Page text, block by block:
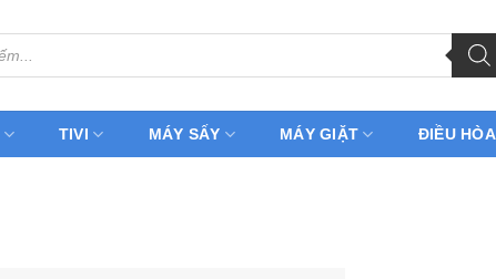
TIVI MÁY SẤY MÁY GIẶT ĐIỀU HÒA